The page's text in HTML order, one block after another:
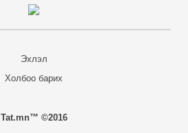
Эхлэл
Холбоо барих
Tat.mn™ ©2016